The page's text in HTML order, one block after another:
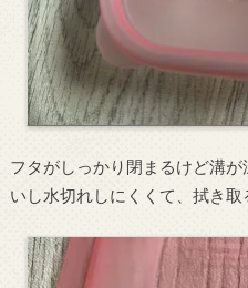
フタがしっかり閉まるけど溝
いし水切れしにくくて、拭き